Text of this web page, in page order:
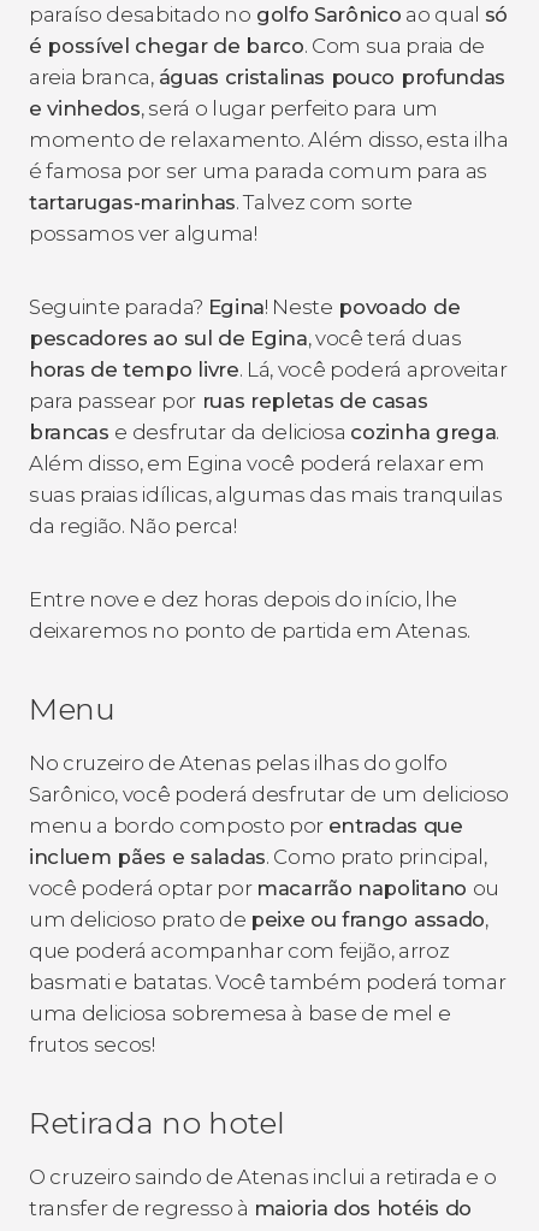
paraíso desabitado no golfo Sarônico ao qual só
é possível chegar de barco. Com sua praia de
areia branca, águas cristalinas pouco profundas
e vinhedos, será o lugar perfeito para um
momento de relaxamento. Além disso, esta ilha
é famosa por ser uma parada comum para as
tartarugas-marinhas. Talvez com sorte
possamos ver alguma!
Seguinte parada? Egina! Neste povoado de
pescadores ao sul de Egina, você terá duas
horas de tempo livre. Lá, você poderá aproveitar
para passear porruas repletas de casas
brancas e desfrutar da deliciosa cozinha grega.
Além disso, em Egina você poderá relaxar em
suas praias idílicas, algumas das mais tranquilas
da região. Não perca!
Entre nove e dez horas depois do início, lhe
deixaremos no ponto de partida em Atenas.
Menu
No cruzeiro de Atenas pelas ilhas do golfo
Sarônico, você poderá desfrutar de um delicioso
menu a bordo composto por entradas que
incluem pães e saladas. Como prato principal,
você poderá optar por macarrão napolitano ou
um delicioso prato de peixe ou frango assado,
que poderá acompanhar com feijão, arroz
basmati e batatas. Você também poderá tomar
uma deliciosa sobremesa à base de mel e
frutos secos!
Retirada no hotel
O cruzeiro saindo de Atenas inclui a retirada e o
transfer de regresso à maioria dos hotéis do